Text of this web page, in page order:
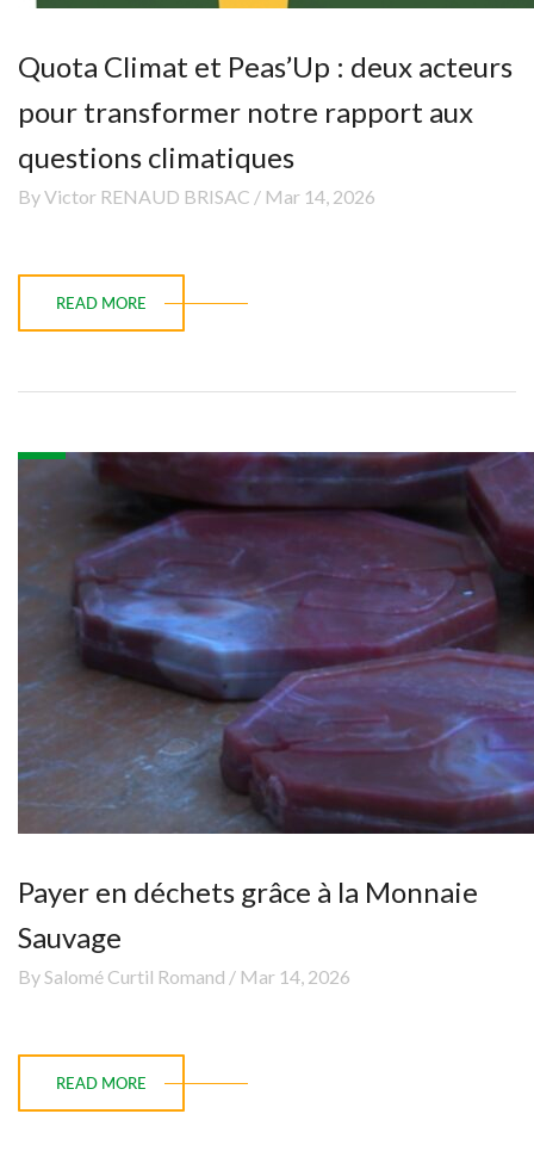
Quota Climat et Peas’Up : deux acteurs
pour transformer notre rapport aux
questions climatiques
By Victor RENAUD BRISAC / Mar 14, 2026
READ MORE
Payer en déchets grâce à la Monnaie
Sauvage
By Salomé Curtil Romand / Mar 14, 2026
READ MORE